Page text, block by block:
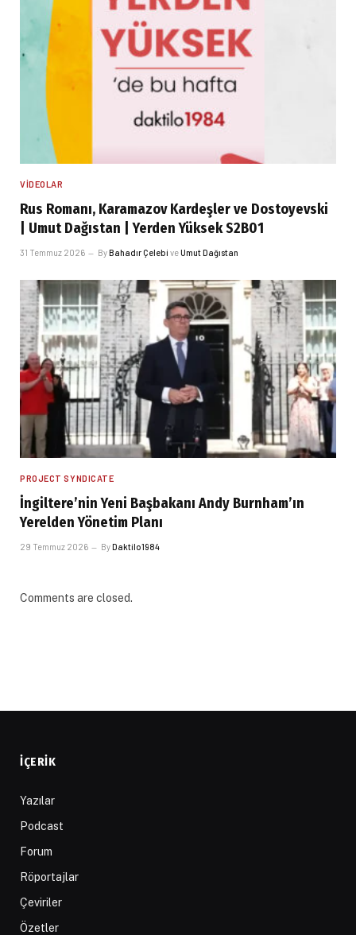
VIDEOLAR
Rus Romanı, Karamazov Kardeşler ve Dostoyevski
| Umut Dağıstan | Yerden Yüksek S2B01
31 Temmuz 2026 ByBahadır Çelebi veUmut Dağıstan
PROJECT SYNDICATE
İngiltere’nin Yeni Başbakanı Andy Burnham’ın
Yerelden Yönetim Planı
29 Temmuz 2026 ByDaktilo1984
Comments are closed.
İÇERIK
Yazılar
Podcast
Forum
Röportajlar
Çeviriler
Özetler